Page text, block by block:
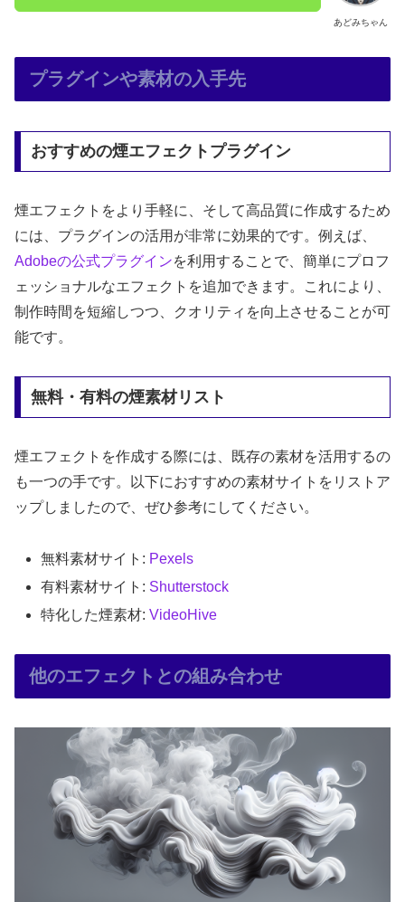
あどみちゃん
プラグインや素材の入手先
おすすめの煙エフェクトプラグイン
煙エフェクトをより手軽に、そして高品質に作成するため
には、プラグインの活用が非常に効果的です。例えば、
Adobeの公式プラグインを利用することで、簡単にプロフ
ェッショナルなエフェクトを追加できます。これにより、
制作時間を短縮しつつ、クオリティを向上させることが可
能です。
無料・有料の煙素材リスト
煙エフェクトを作成する際には、既存の素材を活用するの
も一つの手です。以下におすすめの素材サイトをリストア
ップしましたので、ぜひ参考にしてください。
無料素材サイト: Pexels
有料素材サイト: Shutterstock
特化した煙素材:VideoHive
他のエフェクトとの組み合わせ